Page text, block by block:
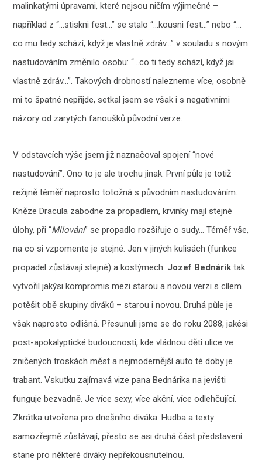
malinkatými úpravami, které nejsou ničím výjimečné –
například z “…stiskni fest…” se stalo “…kousni fest…” nebo “…
co mu tedy schází, když je vlastně zdráv…” v souladu s novým
nastudováním změnilo osobu: “…co ti tedy schází, když jsi
vlastně zdráv…”. Takových drobností nalezneme více, osobně
mi to špatné nepřijde, setkal jsem se však i s negativními
názory od zarytých fanoušků původní verze.
V odstavcích výše jsem již naznačoval spojení “nové
nastudování”. Ono to je ale trochu jinak. První půle je totiž
režijně téměř naprosto totožná s původním nastudováním.
Kněze Dracula zabodne za propadlem, krvinky mají stejné
úlohy, při “Milování” se propadlo rozšiřuje o sudy… Téměř vše,
na co si vzpomente je stejné. Jen v jiných kulisách (funkce
propadel zůstávají stejné) a kostýmech. Jozef Bednáriktak
vytvořil jakýsi kompromis mezi starou a novou verzi s cílem
potěšit obě skupiny diváků – starou i novou. Druhá půle je
však naprosto odlišná. Přesunuli jsme se do roku 2088, jakési
post-apokalyptické budoucnosti, kde vládnou děti ulice ve
zničených troskách měst a nejmodernější auto té doby je
trabant. Vskutku zajímavá vize pana Bednárika na jevišti
funguje bezvadně. Je více sexy, více akční, více odlehčující.
Zkrátka utvořena pro dnešního diváka. Hudba a texty
samozřejmě zůstávají, přesto se asi druhá část představení
stane pro některé diváky nepřekousnutelnou.